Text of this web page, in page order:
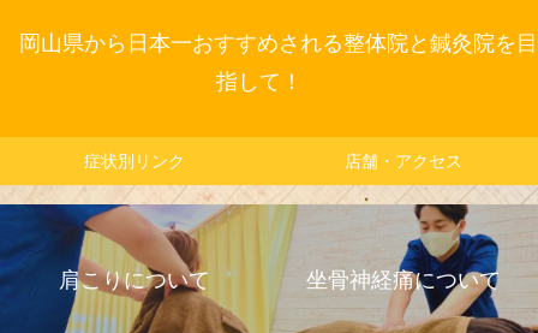
岡山県から日本一おすすめされる整体院と鍼灸院を目
指して！
症状別リンク 店舗・アクセス
肩こりについて 坐骨神経痛について